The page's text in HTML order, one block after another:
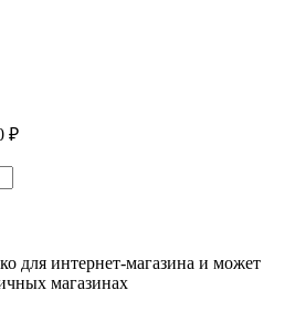
₽
для интернет-магазина и может
магазинах